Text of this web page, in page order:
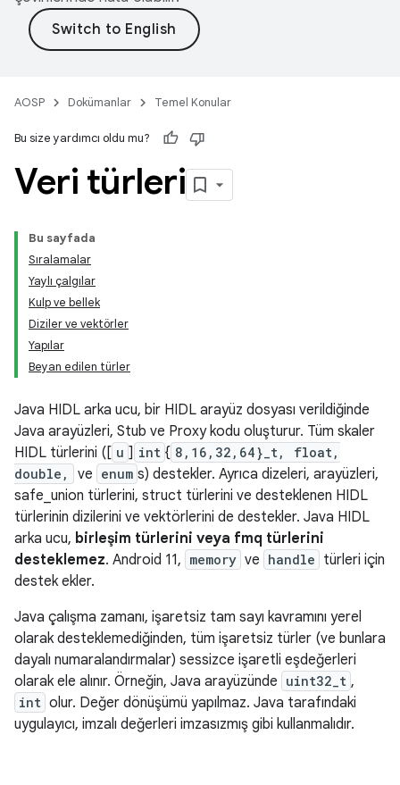
AOSP Dokümanlar Temel Konular
Bu size yardımcı oldu mu?
Veri türleri
Bu sayfada
Sıralamalar
Yaylı çalgılar
Kulp ve bellek
Diziler ve vektörler
Yapılar
Beyan edilen türler
Java HIDL arka ucu, bir HIDL arayüz dosyası verildiğinde
Java arayüzleri, Stub ve Proxy kodu oluşturur. Tüm skaler
HIDL türlerini ([ u ] int { 8,16,32,64}_t, float,
double,
ve enum s) destekler. Ayrıca dizeleri, arayüzleri,
safe_union türlerini, struct türlerini ve desteklenen HIDL
türlerinin dizilerini ve vektörlerini de destekler. Java HIDL
arka ucu, birleşim türlerini veya fmq türlerini
desteklemez. Android 11, memory ve handle türleri için
destek ekler.
Java çalışma zamanı, işaretsiz tam sayı kavramını yerel
olarak desteklemediğinden, tüm işaretsiz türler (ve bunlara
dayalı numaralandırmalar) sessizce işaretli eşdeğerleri
olarak ele alınır. Örneğin, Java arayüzünde uint32_t ,
int olur. Değer dönüşümü yapılmaz. Java tarafındaki
uygulayıcı, imzalı değerleri imzasızmış gibi kullanmalıdır.